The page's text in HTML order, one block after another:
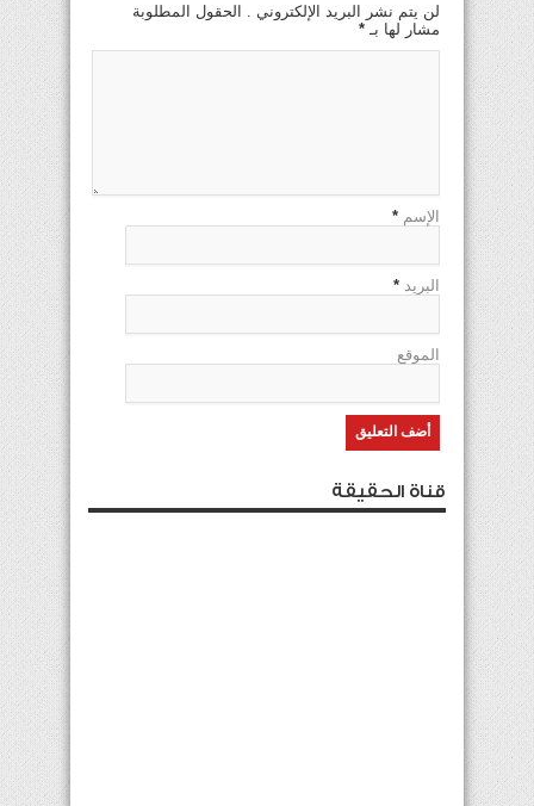
لن يتم نشر البريد الإلكتروني . الحقول المطلوبة
مشار لها بـ *
الإسم *
البريد *
الموقع
قناة الحقيقة